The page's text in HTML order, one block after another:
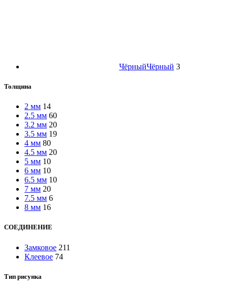
ЧёрныйЧёрный 3
Толщина
2 мм 14
2.5 мм 60
3.2 мм 20
3.5 мм 19
4 мм 80
4.5 мм 20
5 мм 10
6 мм 10
6.5 мм 10
7 мм 20
7.5 мм 6
8 мм 16
СОЕДИНЕНИЕ
Замковое 211
Клеевое 74
Тип рисунка